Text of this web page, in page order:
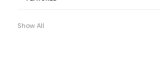
Show All